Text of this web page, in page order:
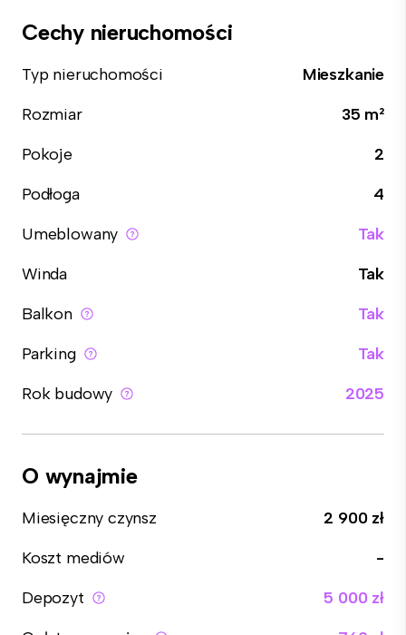
Cechy nieruchomości
Typ nieruchomości
Mieszkanie
Rozmiar
35 m²
Pokoje
2
Podłoga
4
Umeblowany
Tak
Winda
Tak
Balkon
Tak
Parking
Tak
Rok budowy
2025
O wynajmie
Miesięczny czynsz
2 900 zł
Koszt mediów
-
Depozyt
5 000 zł